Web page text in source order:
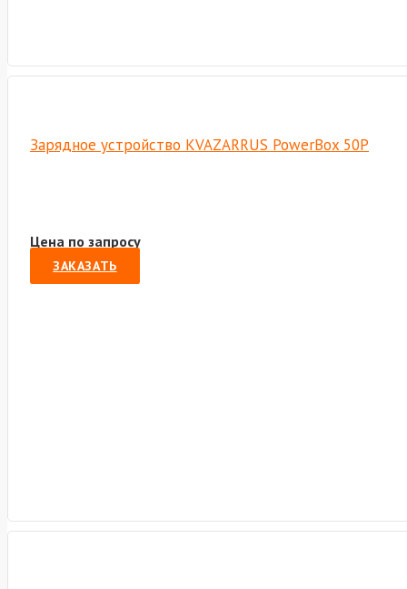
Зарядное устройство KVAZARRUS PowerBox 50P
Цена по запросу
ЗАКАЗАТЬ